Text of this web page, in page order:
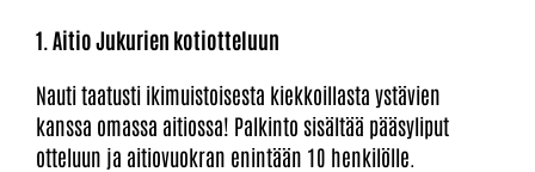
1. Aitio Jukurien kotiotteluun
Nauti taatusti ikimuistoisesta kiekkoillasta ystävien
kanssa omassa aitiossa! Palkinto sisältää pääsyliput
otteluun ja aitiovuokran enintään 10 henkilölle.